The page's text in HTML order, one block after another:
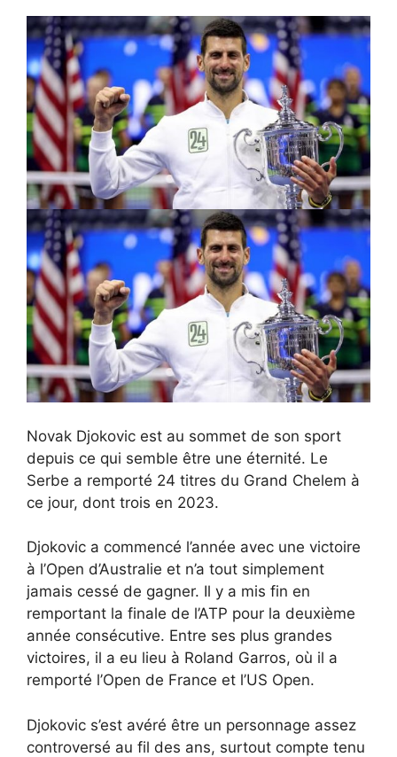
Novak Djokovic est au sommet de son sport
depuis ce qui semble être une éternité. Le
Serbe a remporté 24 titres du Grand Chelem à
ce jour, dont trois en 2023.
Djokovic a commencé l’année avec une victoire
à l’Open d’Australie et n’a tout simplement
jamais cessé de gagner. Il y a mis fin en
remportant la finale de l’ATP pour la deuxième
année consécutive. Entre ses plus grandes
victoires, il a eu lieu à Roland Garros, où il a
remporté l’Open de France et l’US Open.
Djokovic s’est avéré être un personnage assez
controversé au fil des ans, surtout compte tenu